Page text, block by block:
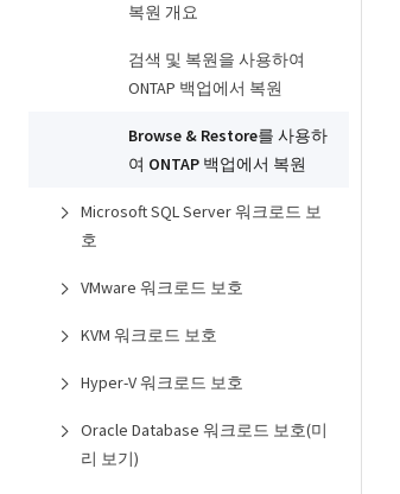
복원 개요
검색 및 복원을 사용하여
ONTAP 백업에서 복원
Browse & Restore를 사용하
여 ONTAP 백업에서 복원
Microsoft SQL Server 워크로드 보
호
VMware 워크로드 보호
KVM 워크로드 보호
Hyper-V 워크로드 보호
Oracle Database 워크로드 보호(미
리 보기)